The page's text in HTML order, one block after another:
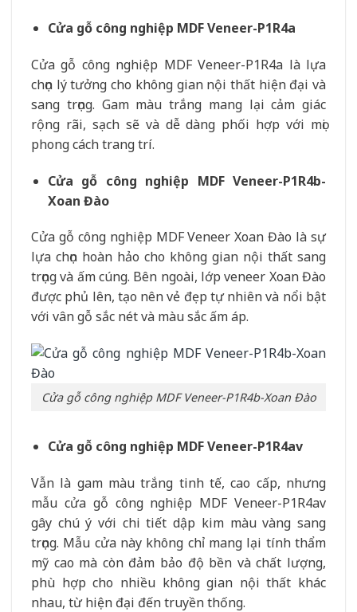
Cửa gỗ công nghiệp MDF Veneer-P1R4a
Cửa gỗ công nghiệp MDF Veneer-P1R4a là lựa
chọn lý tưởng cho không gian nội thất hiện đại và
sang trọng. Gam màu trắng mang lại cảm giác
rộng rãi, sạch sẽ và dễ dàng phối hợp với mọi
phong cách trang trí.
Cửa gỗ công nghiệp MDF Veneer-P1R4b-
Xoan Đào
Cửa gỗ công nghiệp MDF Veneer Xoan Đào là sự
lựa chọn hoàn hảo cho không gian nội thất sang
trọng và ấm cúng. Bên ngoài, lớp veneer Xoan Đào
được phủ lên, tạo nên vẻ đẹp tự nhiên và nổi bật
với vân gỗ sắc nét và màu sắc ấm áp.
Cửa gỗ công nghiệp MDF Veneer-P1R4b-Xoan Đào
Cửa gỗ công nghiệp MDF Veneer-P1R4av
Vẫn là gam màu trắng tinh tế, cao cấp, nhưng
mẫu cửa gỗ công nghiệp MDF Veneer-P1R4av
gây chú ý với chi tiết dập kim màu vàng sang
trọng. Mẫu cửa này không chỉ mang lại tính thẩm
mỹ cao mà còn đảm bảo độ bền và chất lượng,
phù hợp cho nhiều không gian nội thất khác
nhau, từ hiện đại đến truyền thống.